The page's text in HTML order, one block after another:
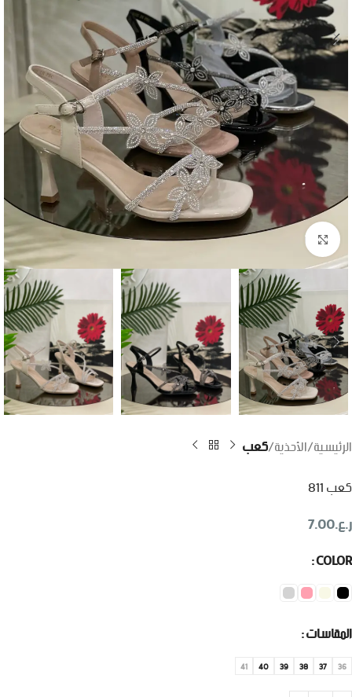
اضغط للتكبير
الرئيسية الأحذية كعب
كعب 811
ر.ع.7.00
COLOR
المقاسات
36
37
38
39
40
41